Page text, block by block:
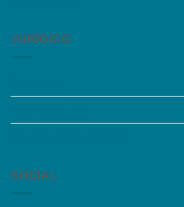
JURÍDICO
SOCIAL